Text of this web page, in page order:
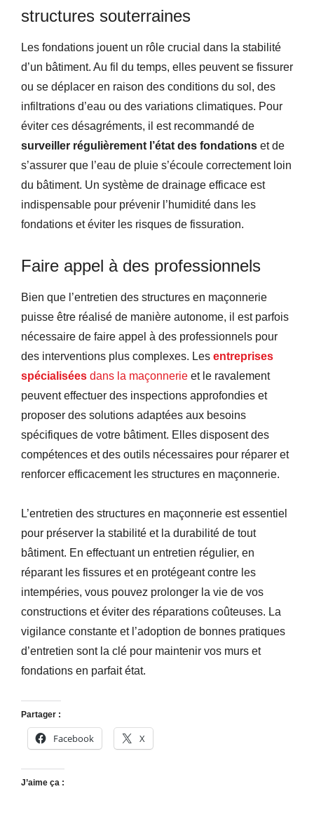
structures souterraines
Les fondations jouent un rôle crucial dans la stabilité
d’un bâtiment. Au fil du temps, elles peuvent se fissurer
ou se déplacer en raison des conditions du sol, des
infiltrations d’eau ou des variations climatiques. Pour
éviter ces désagréments, il est recommandé de
surveiller régulièrement l’état des fondations et de
s’assurer que l’eau de pluie s’écoule correctement loin
du bâtiment. Un système de drainage efficace est
indispensable pour prévenir l’humidité dans les
fondations et éviter les risques de fissuration.
Faire appel à des professionnels
Bien que l’entretien des structures en maçonnerie
puisse être réalisé de manière autonome, il est parfois
nécessaire de faire appel à des professionnels pour
des interventions plus complexes. Les entreprises
spécialisées dans la maçonnerie et le ravalement
peuvent effectuer des inspections approfondies et
proposer des solutions adaptées aux besoins
spécifiques de votre bâtiment. Elles disposent des
compétences et des outils nécessaires pour réparer et
renforcer efficacement les structures en maçonnerie.
L’entretien des structures en maçonnerie est essentiel
pour préserver la stabilité et la durabilité de tout
bâtiment. En effectuant un entretien régulier, en
réparant les fissures et en protégeant contre les
intempéries, vous pouvez prolonger la vie de vos
constructions et éviter des réparations coûteuses. La
vigilance constante et l’adoption de bonnes pratiques
d’entretien sont la clé pour maintenir vos murs et
fondations en parfait état.
Partager :
Facebook X
J’aime ça :